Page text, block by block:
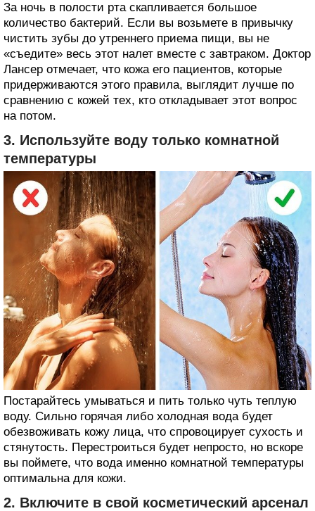
За ночь в полости рта скапливается большое
количество бактерий. Если вы возьмете в привычку
чистить зубы до утреннего приема пищи, вы не
«съедите» весь этот налет вместе с завтраком. Доктор
Лансер отмечает, что кожа его пациентов, которые
придерживаются этого правила, выглядит лучше по
сравнению с кожей тех, кто откладывает этот вопрос
на потом.
3. Используйте воду только комнатной
температуры
Постарайтесь умываться и пить только чуть теплую
воду. Сильно горячая либо холодная вода будет
обезвоживать кожу лица, что спровоцирует сухость и
стянутость. Перестроиться будет непросто, но вскоре
вы поймете, что вода именно комнатной температуры
оптимальна для кожи.
2. Включите в свой косметический арсенал